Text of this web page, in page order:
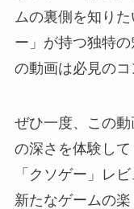
ムの裏側を知り
ー」が持つ独特
の動画は必見のコ
ぜひ一度、この
の深さを体験し
「クソゲー」レ
新たなゲームの楽